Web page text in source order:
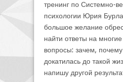
тренинг по Системно-
психологии Юрия
большое желание
найти ответы на
вопросы: зачем, почему
докатилась до такой
напишу другой